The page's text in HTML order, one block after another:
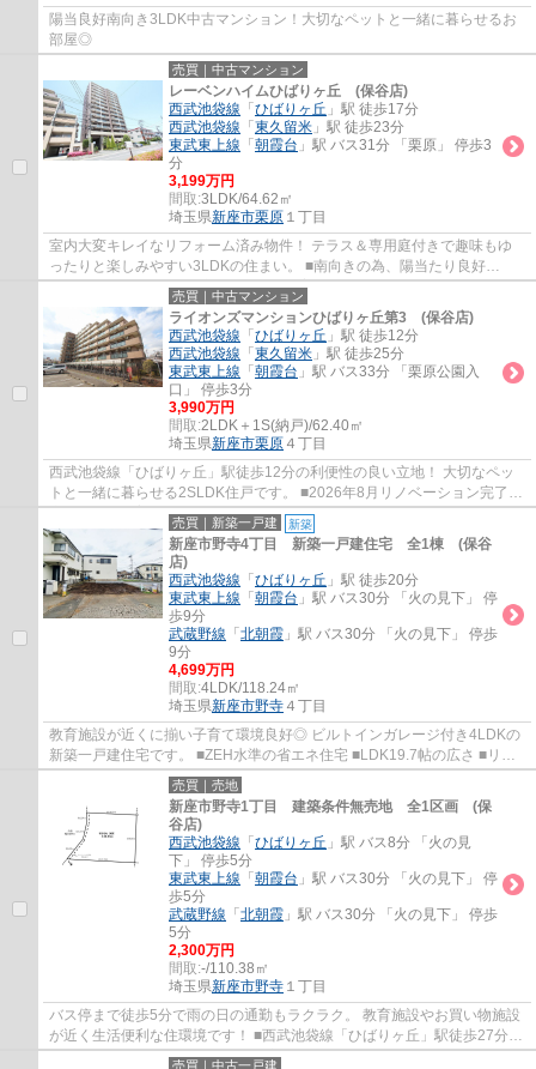
陽当良好南向き3LDK中古マンション！大切なペットと一緒に暮らせるお
部屋◎
売買｜中古マンション
レーベンハイムひばりヶ丘 (保谷店)
西武池袋線 「 ひばりヶ丘 」駅 徒歩17分
西武池袋線 「 東久留米 」駅 徒歩23分
東武東上線 「 朝霞台 」駅 バス31分 「栗原」 停歩3
分
3,199万円
間取:3LDK/64.62㎡
埼玉県新座市栗原 １丁目
室内大変キレイなリフォーム済み物件！ テラス＆専用庭付きで趣味もゆ
ったりと楽しみやすい3LDKの住まい。 ■南向きの為、陽当たり良好
■2026年6月リフォーム完了 ■犬・猫飼育可(細則...
売買｜中古マンション
ライオンズマンションひばりヶ丘第3 (保谷店)
西武池袋線 「 ひばりヶ丘 」駅 徒歩12分
西武池袋線 「 東久留米 」駅 徒歩25分
東武東上線 「 朝霞台 」駅 バス33分 「栗原公園入
口」 停歩3分
3,990万円
間取:2LDK＋1S(納戸)/62.40㎡
埼玉県新座市栗原 ４丁目
西武池袋線「ひばりヶ丘」駅徒歩12分の利便性の良い立地！ 大切なペッ
トと一緒に暮らせる2SLDK住戸です。 ■2026年8月リノベーション完了予
定 ■ペット飼育可(細則有) ■南東向きの為、...
売買｜新築一戸建 新築
新座市野寺4丁目 新築一戸建住宅 全1棟 (保谷
店)
西武池袋線 「 ひばりヶ丘 」駅 徒歩20分
東武東上線 「 朝霞台 」駅 バス30分 「火の見下」 停
歩9分
武蔵野線 「 北朝霞 」駅 バス30分 「火の見下」 停歩
9分
4,699万円
間取:4LDK/118.24㎡
埼玉県新座市野寺 ４丁目
教育施設が近くに揃い子育て環境良好◎ ビルトインガレージ付き4LDKの
新築一戸建住宅です。 ■ZEH水準の省エネ住宅 ■LDK19.7帖の広さ ■リビ
ングイン階段採用 ■パントリー・WIC付き ■食...
売買｜売地
新座市野寺1丁目 建築条件無売地 全1区画 (保
谷店)
西武池袋線 「 ひばりヶ丘 」駅 バス8分 「火の見
下」 停歩5分
東武東上線 「 朝霞台 」駅 バス30分 「火の見下」 停
歩5分
武蔵野線 「 北朝霞 」駅 バス30分 「火の見下」 停歩
5分
2,300万円
間取:-/110.38㎡
埼玉県新座市野寺 １丁目
バス停まで徒歩5分で雨の日の通勤もラクラク。 教育施設やお買い物施設
が近く生活便利な住環境です！ ■西武池袋線「ひばりヶ丘」駅徒歩27分
■33坪の建築条件無売地(現況：古家有/解体...
売買｜中古一戸建